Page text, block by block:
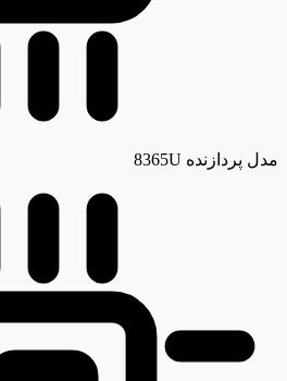
مدل پردازنده 8365U